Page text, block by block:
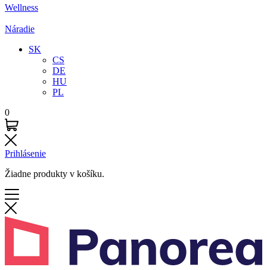
Wellness
Náradie
SK
CS
DE
HU
PL
0
Prihlásenie
Žiadne produkty v košíku.